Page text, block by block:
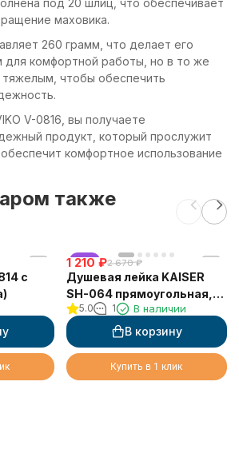
под 20 шлиц, что обеспечивает
маховика.
260 грамм, что делает его
для комфортной работы, но в то же
чтобы обеспечить
V-0816, вы получаете
продукт, который прослужит
комфортное использование
также
с
хит
1 210 ₽2 670 ₽
Душевая лейка KAISER
SH-064 прямоугольная,
пластик, 3 режима,
6х8х261 мм, хром
5.0 1 В наличии
В корзину
Купить в 1 клик